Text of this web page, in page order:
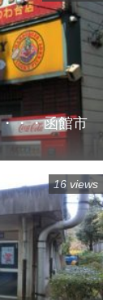
・・函館市
16 views